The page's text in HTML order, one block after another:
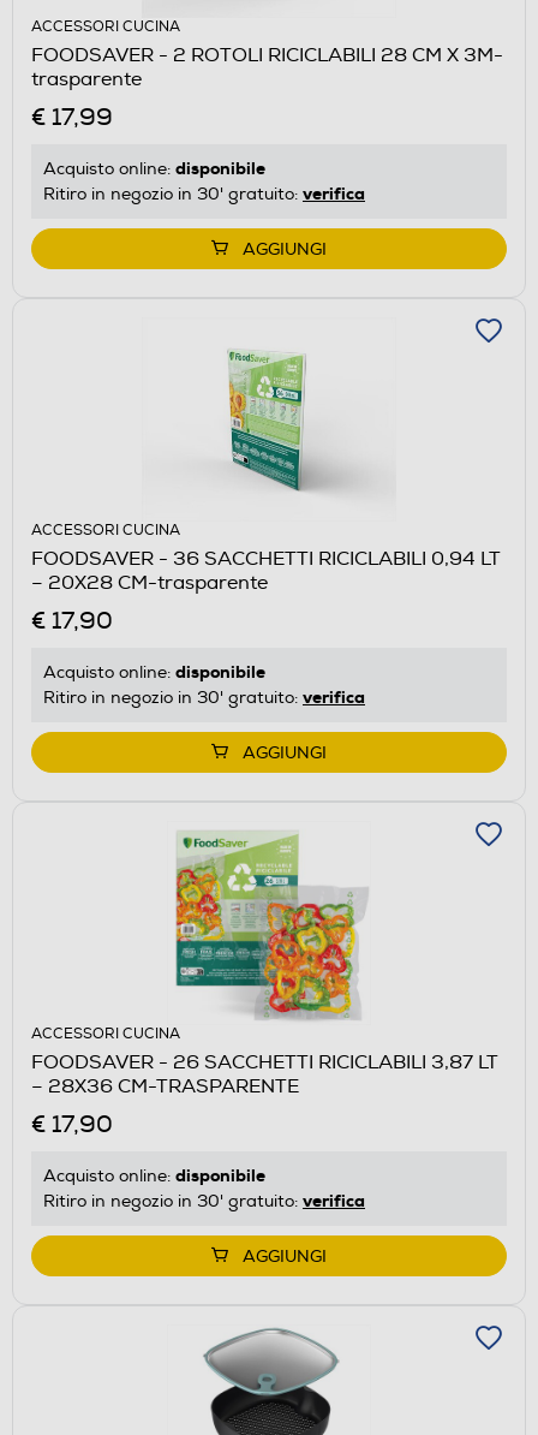
ACCESSORI CUCINA
FOODSAVER - 2 ROTOLI RICICLABILI 28 CM X 3M-
trasparente
€ 17,99
Acquisto online: disponibile
Ritiro in negozio in 30' gratuito: verifica
AGGIUNGI
ACCESSORI CUCINA
FOODSAVER - 36 SACCHETTI RICICLABILI 0,94 LT
– 20X28 CM-trasparente
€ 17,90
Acquisto online: disponibile
Ritiro in negozio in 30' gratuito: verifica
AGGIUNGI
ACCESSORI CUCINA
FOODSAVER - 26 SACCHETTI RICICLABILI 3,87 LT
– 28X36 CM-TRASPARENTE
€ 17,90
Acquisto online: disponibile
Ritiro in negozio in 30' gratuito: verifica
AGGIUNGI